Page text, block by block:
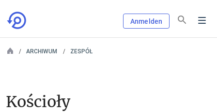
Anmelden
ARCHIWUM ZESPÓŁ
Kościoły